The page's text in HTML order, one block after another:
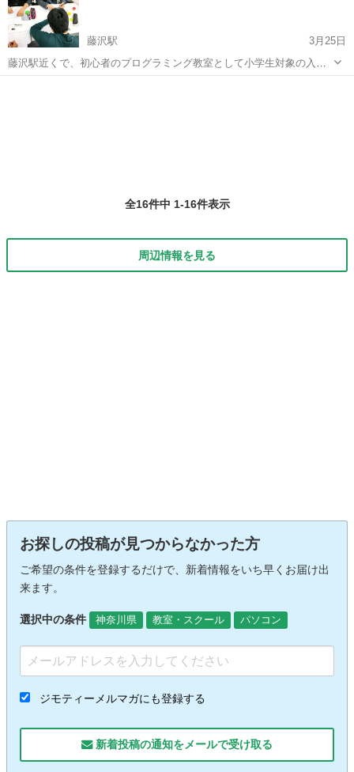
～～～...
藤沢駅
3月25日
藤沢駅近くで、初心者のプログラミング教室として小学生対象の入門
編を中心に講義を行います。 マインクラフトを使用しての入門編とベ
全16件中 1-16件表示
周辺情報を見る
お探しの投稿が見つからなかった方
ご希望の条件を登録するだけで、新着情報をいち早くお届け出
来ます。
選択中の条件 神奈川県 教室・スクール パソコン
ジモティーメルマガにも登録する
新着投稿の通知をメールで受け取る